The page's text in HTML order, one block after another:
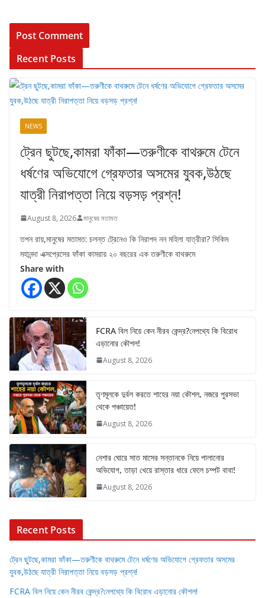
Recent Posts
NEWS
ট্রেন ছুটছে,কামরা ফাঁকা—তরুণীকে বাথরুমে টেনে
ধর্ষণের অভিযোগে গ্রেফতার অসমের যুবক,উঠছে
যাত্রী নিরাপত্তা নিয়ে বড়সড় প্রশ্ন!
August 8, 2026 মানুষের মতামত
তপন রায়,মানুষের মতামত: চলন্ত ট্রেনেও কি নিরাপদ নন মহিলা যাত্রীরা? সিকিম
মহানন্দা এক্সপ্রেসের ফাঁকা কামরায় ২০ বছরের এক তরুণীকে বাথরুমে
Share with
FCRA বিল নিয়ে কেন নীরব কেন্দ্র?নেপথ্যে কি বিরোধ
এড়ানোর কৌশল!
August 8, 2026
তৃণমূলকে দুর্বল করতে শাহের নয়া কৌশল, নজরে পুরসভা
থেকে পঞ্চায়েত!
August 8, 2026
নেশার ঘোরে সাত মাসের সন্তানকে নিয়ে পালানোর
অভিযোগ, তাড়া খেয়ে রাস্তার ধারে ফেলে চম্পট বাবা!
August 8, 2026
Recent Posts
ট্রেন ছুটছে,কামরা ফাঁকা—তরুণীকে বাথরুমে টেনে ধর্ষণের অভিযোগে গ্রেফতার অসমের
যুবক,উঠছে যাত্রী নিরাপত্তা নিয়ে বড়সড় প্রশ্ন!
FCRA বিল নিয়ে কেন নীরব কেন্দ্র?নেপথ্যে কি বিরোধ এড়ানোর কৌশল!